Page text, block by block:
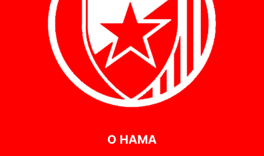
О НАМА